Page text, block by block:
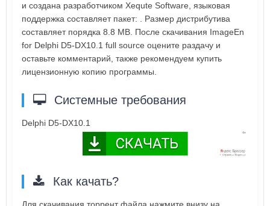
и создана разработчиком Xequte Software, языковая
поддержка составляет пакет: . Размер дистрибутива
составляет порядка 8.8 MB. После скачивания ImageEn
for Delphi D5-DX10.1 full source оцените раздачу и
оставьте комментарий, также рекомендуем купить
лицензионную копию программы.
Системные требования
Delphi D5-DX10.1
Как качать?
Для скачивания торрент файла нажмите внизу на